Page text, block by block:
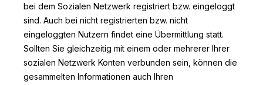
bei dem Sozialen Netzwerk registriert bzw. eingeloggt
sind. Auch bei nicht registrierten bzw. nicht
eingeloggten Nutzern findet eine Übermittlung statt.
Sollten Sie gleichzeitig mit einem oder mehrerer Ihrer
sozialen Netzwerk Konten verbunden sein, können die
gesammelten Informationen auch Ihren